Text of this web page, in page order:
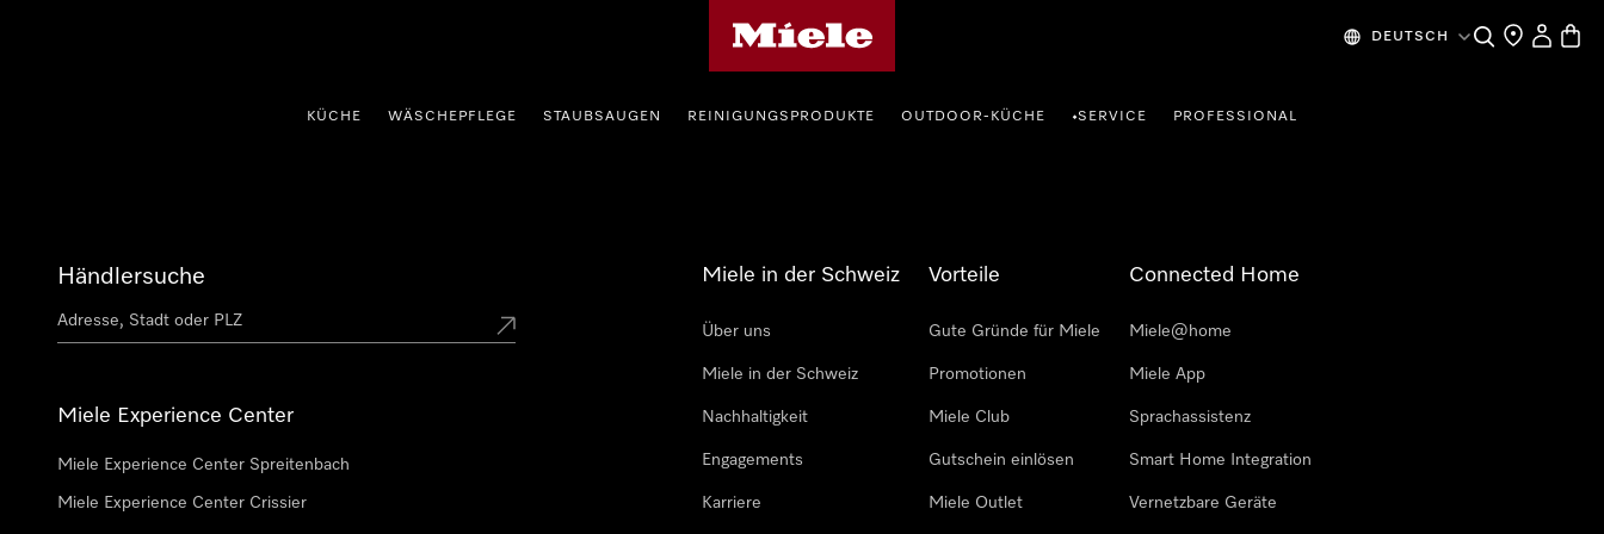
DEUTSCH SucheHändlersuche
Mein
KÜCHE WÄSCHEPFLEGE STAUBSAUGEN REINIGUNGSPRODUKTE OUTDOOR-KÜCHE •SERVICE PROFESSIONAL
Händlersuche
Miele Experience Center
Miele Experience Center Spreitenbach
Miele Experience Center Crissier
Miele in der Schweiz
Über uns
Miele in der Schweiz
Nachhaltigkeit
Engagements
Karriere
Vorteile
Gute Gründe für Miele
Promotionen
Miele Club
Gutschein einlösen
Miele Outlet
Connected Home
Miele@home
Miele App
Sprachassistenz
Smart Home Integration
Vernetzbare Geräte